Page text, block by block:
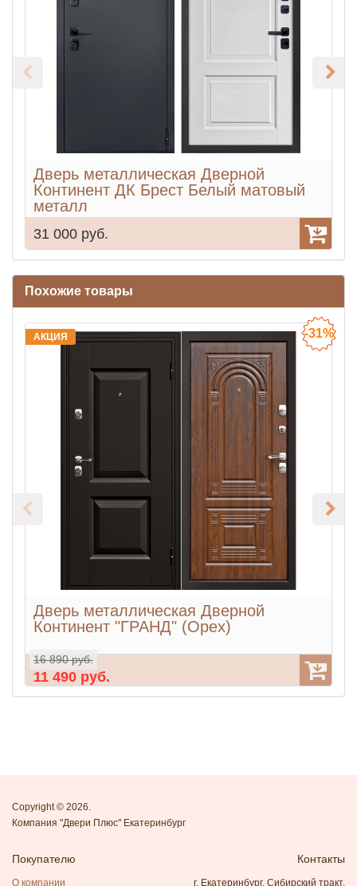
Дверь металлическая Дверной
Континент ДК Брест Белый матовый
металл
31 000 руб.
Похожие товары
АКЦИЯ -31%
Дверь металлическая Дверной
Континент "ГРАНД" (Орех)
16 890 руб.
11 490 руб.
Copyright © 2026.
Компания "Двери Плюс" Екатеринбург
Покупателю
О компании
Контакты
г. Екатеринбург, Сибирский тракт,